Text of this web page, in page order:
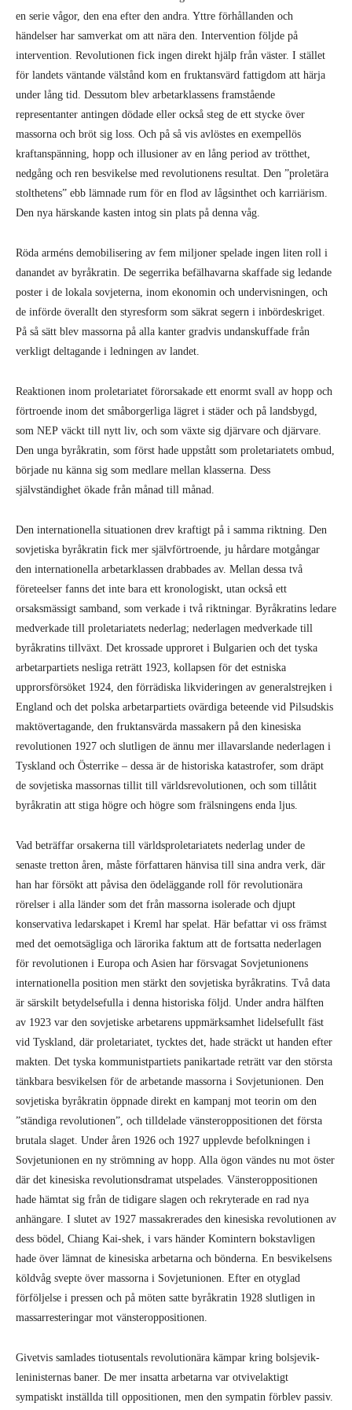
en serie vågor, den ena efter den andra. Yttre förhållanden och
händelser har samverkat om att nära den. Intervention följde på
intervention. Revolutionen fick ingen direkt hjälp från väster. I stället
för landets väntande välstånd kom en fruktansvärd fattigdom att härja
under lång tid. Dessutom blev arbetarklassens framstående
representanter antingen dödade eller också steg de ett stycke över
massorna och bröt sig loss. Och på så vis avlöstes en exempellös
kraftanspänning, hopp och illusioner av en lång period av trötthet,
nedgång och ren besvikelse med revolutionens resultat. Den ”proletära
stolthetens” ebb lämnade rum för en flod av lågsinthet och karriärism.
Den nya härskande kasten intog sin plats på denna våg.
Röda arméns demobilisering av fem miljoner spelade ingen liten roll i
danandet av byråkratin. De segerrika befälhavarna skaffade sig ledande
poster i de lokala sovjeterna, inom ekonomin och undervisningen, och
de införde överallt den styresform som säkrat segern i inbördeskriget.
På så sätt blev massorna på alla kanter gradvis undanskuffade från
verkligt deltagande i ledningen av landet.
Reaktionen inom proletariatet förorsakade ett enormt svall av hopp och
förtroende inom det småborgerliga lägret i städer och på landsbygd,
som NEP väckt till nytt liv, och som växte sig djärvare och djärvare.
Den unga byråkratin, som först hade uppstått som proletariatets ombud,
började nu känna sig som medlare mellan klasserna. Dess
självständighet ökade från månad till månad.
Den internationella situationen drev kraftigt på i samma riktning. Den
sovjetiska byråkratin fick mer självförtroende, ju hårdare motgångar
den internationella arbetarklassen drabbades av. Mellan dessa två
företeelser fanns det inte bara ett kronologiskt, utan också ett
orsaksmässigt samband, som verkade i två riktningar. Byråkratins ledare
medverkade till proletariatets nederlag; nederlagen medverkade till
byråkratins tillväxt. Det krossade upproret i Bulgarien och det tyska
arbetarpartiets nesliga reträtt 1923, kollapsen för det estniska
upprorsförsöket 1924, den förrädiska likvideringen av generalstrejken i
England och det polska arbetarpartiets ovärdiga beteende vid Pilsudskis
maktövertagande, den fruktansvärda massakern på den kinesiska
revolutionen 1927 och slutligen de ännu mer illavarslande nederlagen i
Tyskland och Österrike – dessa är de historiska katastrofer, som dräpt
de sovjetiska massornas tillit till världsrevolutionen, och som tillåtit
byråkratin att stiga högre och högre som frälsningens enda ljus.
Vad beträffar orsakerna till världsproletariatets nederlag under de
senaste tretton åren, måste författaren hänvisa till sina andra verk, där
han har försökt att påvisa den ödeläggande roll för revolutionära
rörelser i alla länder som det från massorna isolerade och djupt
konservativa ledarskapet i Kreml har spelat. Här befattar vi oss främst
med det oemotsägliga och lärorika faktum att de fortsatta nederlagen
för revolutionen i Europa och Asien har försvagat Sovjetunionens
internationella position men stärkt den sovjetiska byråkratins. Två data
är särskilt betydelsefulla i denna historiska följd. Under andra hälften
av 1923 var den sovjetiske arbetarens uppmärksamhet lidelsefullt fäst
vid Tyskland, där proletariatet, tycktes det, hade sträckt ut handen efter
makten. Det tyska kommunistpartiets panikartade reträtt var den största
tänkbara besvikelsen för de arbetande massorna i Sovjetunionen. Den
sovjetiska byråkratin öppnade direkt en kampanj mot teorin om den
”ständiga revolutionen”, och tilldelade vänsteroppositionen det första
brutala slaget. Under åren 1926 och 1927 upplevde befolkningen i
Sovjetunionen en ny strömning av hopp. Alla ögon vändes nu mot öster
där det kinesiska revolutionsdramat utspelades. Vänsteroppositionen
hade hämtat sig från de tidigare slagen och rekryterade en rad nya
anhängare. I slutet av 1927 massakrerades den kinesiska revolutionen av
dess bödel, Chiang Kai-shek, i vars händer Komintern bokstavligen
hade över lämnat de kinesiska arbetarna och bönderna. En besvikelsens
köldvåg svepte över massorna i Sovjetunionen. Efter en otyglad
förföljelse i pressen och på möten satte byråkratin 1928 slutligen in
massarresteringar mot vänsteroppositionen.
Givetvis samlades tiotusentals revolutionära kämpar kring bolsjevik-
leninisternas baner. De mer insatta arbetarna var otvivelaktigt
sympatiskt inställda till oppositionen, men den sympatin förblev passiv.